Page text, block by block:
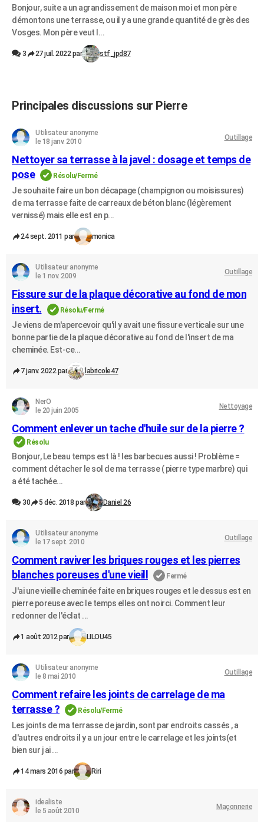
Bonjour, suite a un agrandissement de maison moi et mon père
démontons une terrasse, ou il y a une grande quantité de grès des
Vosges. Mon père veut l...
3 27 juil. 2022 par stf_jpd87
Principales discussions sur Pierre
Utilisateur anonyme
le 18 janv. 2010
Outillage
Nettoyer sa terrasse à la javel : dosage et temps de
pose
Résolu/Fermé
Je souhaite faire un bon décapage (champignon ou moisissures)
de ma terrasse faite de carreaux de béton blanc (légèrement
vernissé) mais elle est en p...
24 sept. 2011 par monica
Utilisateur anonyme
le 1 nov. 2009
Outillage
Fissure sur de la plaque décorative au fond de mon
insert.
Résolu/Fermé
Je viens de m'apercevoir qu'il y avait une fissure verticale sur une
bonne partie de la plaque décorative au fond de l'insert de ma
cheminée. Est-ce...
7 janv. 2022 par labricole47
NerO
le 20 juin 2005
Nettoyage
Comment enlever un tache d'huile sur de la pierre ?
Résolu
Bonjour, Le beau temps est là ! les barbecues aussi ! Problème =
comment détacher le sol de ma terrasse ( pierre type marbre) qui
a été tachée...
30 5 déc. 2018 par Daniel 26
Utilisateur anonyme
le 17 sept. 2010
Outillage
Comment raviver les briques rouges et les pierres
blanches poreuses d'une vieill
Fermé
J'ai une vieille cheminée faite en briques rouges et le dessus est en
pierre poreuse avec le temps elles ont noirci. Comment leur
redonner de l'éclat ...
1 août 2012 par LILOU45
Utilisateur anonyme
le 8 mai 2010
Outillage
Comment refaire les joints de carrelage de ma
terrasse ?
Résolu/Fermé
Les joints de ma terrasse de jardin, sont par endroits cassés , a
d'autres endroits il y a un jour entre le carrelage et les joints(et
bien sur j ai ...
14 mars 2016 par Riri
idealiste
le 5 août 2010
Maçonnerie